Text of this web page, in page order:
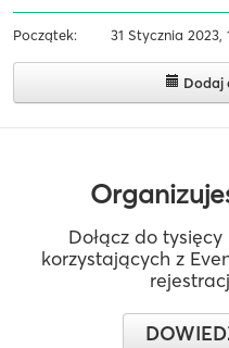
Początek: 31 Stycznia 2023,
Dodaj
Dołącz do
korzystających z